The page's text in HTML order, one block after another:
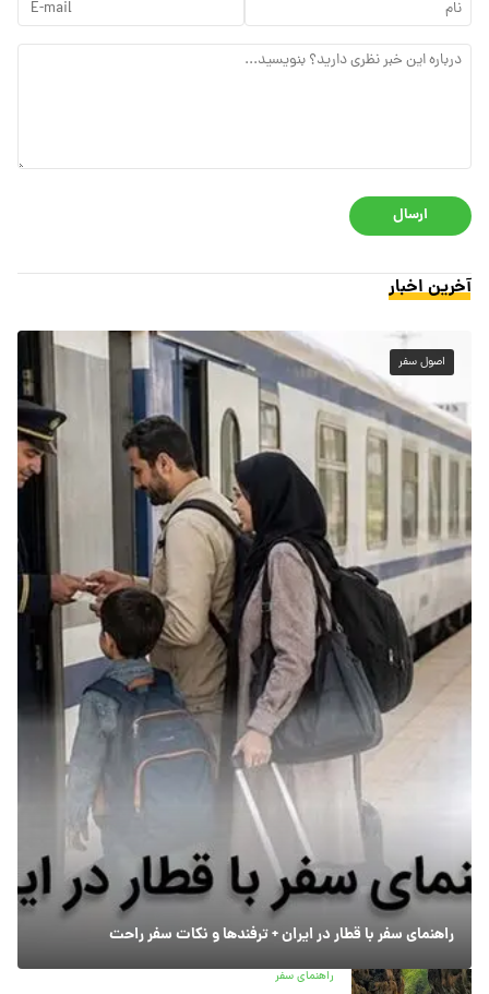
ارسال
آخرین اخبار
اصول سفر
راهنمای سفر با قطار در ایران + ترفندها و نکات سفر راحت
راهنمای سفر